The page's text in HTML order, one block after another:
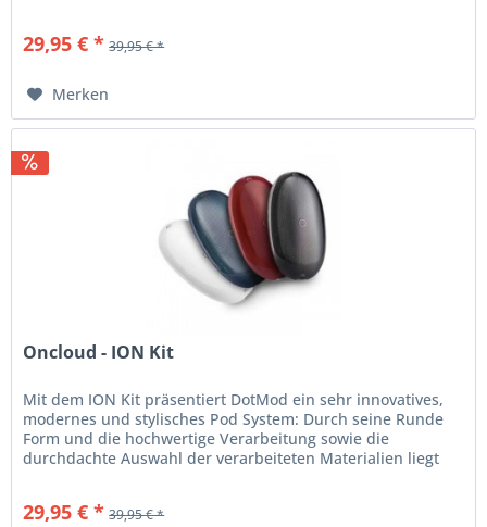
29,95 € * 39,95 € *
Merken
Oncloud - ION Kit
Mit dem ION Kit präsentiert DotMod ein sehr innovatives,
modernes und stylisches Pod System: Durch seine Runde
Form und die hochwertige Verarbeitung sowie die
durchdachte Auswahl der verarbeiteten Materialien liegt
29,95 € * 39,95 € *